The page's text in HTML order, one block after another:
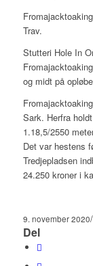
Trav.
Stutteri Hole In
og midt på
Sark. Herfra
1.18,5/2550
Det var hestens
Tredjepladsen
24.250 kroner i
9. november 2020/
Del